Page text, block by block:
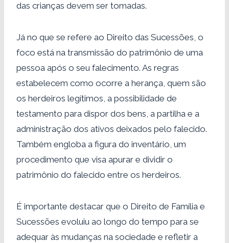
das crianças devem ser tomadas.
Já no que se refere ao Direito das Sucessões, o
foco está na transmissão do patrimônio de uma
pessoa após o seu falecimento. As regras
estabelecem como ocorre a herança, quem são
os herdeiros legítimos, a possibilidade de
testamento para dispor dos bens, a partilha e a
administração dos ativos deixados pelo falecido.
Também engloba a figura do inventário, um
procedimento que visa apurar e dividir o
patrimônio do falecido entre os herdeiros.
É importante destacar que o Direito de Família e
Sucessões evoluiu ao longo do tempo para se
adequar às mudanças na sociedade e refletir a